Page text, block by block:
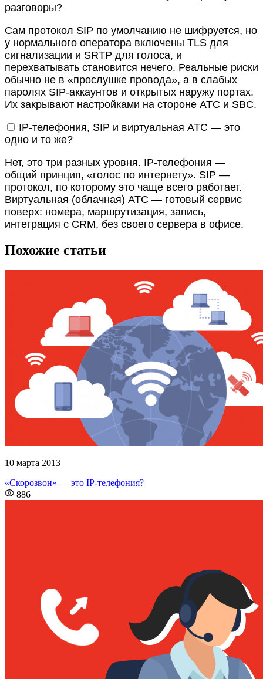
разговоры?
Сам протокол SIP по умолчанию не шифруется, но
у нормального оператора включены TLS для
сигнализации и SRTP для голоса, и
перехватывать становится нечего. Реальные риски
обычно не в «прослушке провода», а в слабых
паролях SIP-аккаунтов и открытых наружу портах.
Их закрывают настройками на стороне АТС и SBC.
IP-телефония, SIP и виртуальная АТС — это
одно и то же?
Нет, это три разных уровня. IP-телефония —
общий принцип, «голос по интернету». SIP —
протокол, по которому это чаще всего работает.
Виртуальная (облачная) АТС — готовый сервис
поверх: номера, маршрутизация, запись,
интеграция с CRM, без своего сервера в офисе.
Похожие статьи
10 марта 2013
«Скорозвон» — это IP-телефония?
886